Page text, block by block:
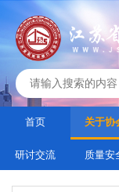
首页 关于协
研讨交流 质量安